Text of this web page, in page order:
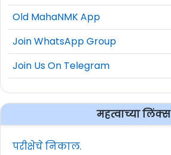
Old MahaNMK App
Join WhatsApp Group
Join Us On Telegram
महत्वाच्या लिंक्स
परीक्षेचे निकाल.